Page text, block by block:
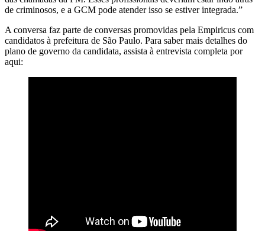
de criminosos, e a GCM pode atender isso se estiver integrada.”
A conversa faz parte de conversas promovidas pela Empiricus com
candidatos à prefeitura de São Paulo. Para saber mais detalhes do
plano de governo da candidata, assista à entrevista completa por
aqui: